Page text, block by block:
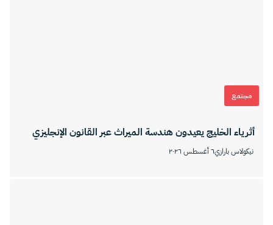
مجتمع
أثرياء الخليج يعيدون هندسة الميراث عبر القانون الإنجليزي
نيكولاس بارازي٦ أغسطس ٢٠٢٦